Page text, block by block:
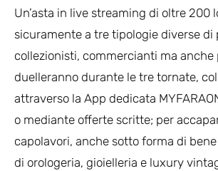
Un’asta in live streaming di oltre 200
sicuramente a tre tipologie diverse di
collezionisti, commercianti ma anche
duelleranno durante le tre tornate,
attraverso la App dedicata
o mediante offerte scritte; per
capolavori, anche sotto forma di
di orologeria, gioielleria e luxury